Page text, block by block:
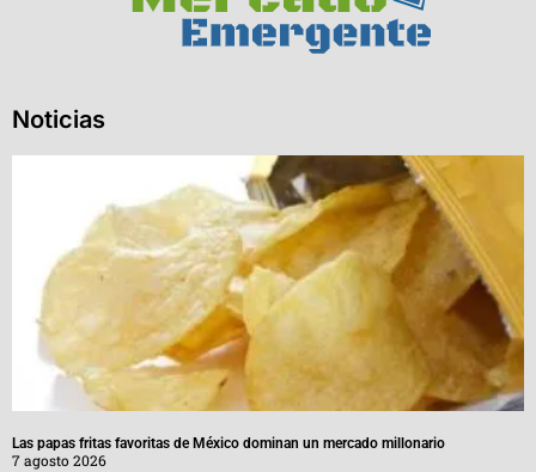
Noticias
Las papas fritas favoritas de México dominan un mercado millonario
7 agosto 2026